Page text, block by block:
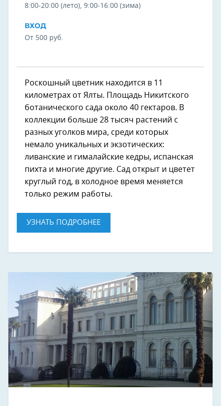
8:00-20:00 (лето), 9:00-16:00 (зима)
ВХОД
От 500 руб.
Роскошный цветник находится в 11
километрах от Ялты. Площадь Никитского
ботанического сада около 40 гектаров. В
коллекции больше 28 тысяч растений с
разных уголков мира, среди которых
немало уникальных и экзотических:
ливанские и гималайские кедры, испанская
пихта и многие другие. Сад открыт и цветет
круглый год, в холодное время меняется
только режим работы.
УЗНАТЬ ПОДРОБНЕЕ